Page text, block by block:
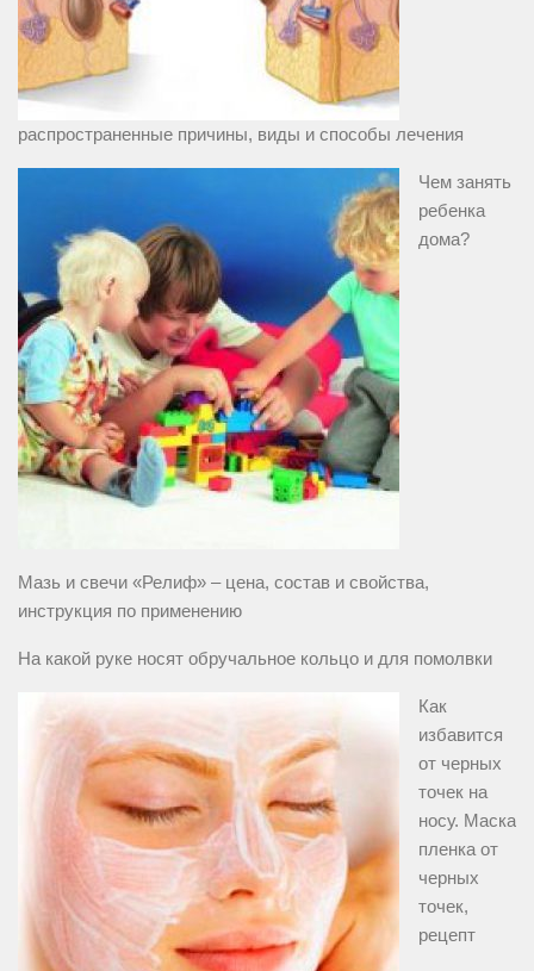
распространенные причины, виды и способы лечения
Чем занять
ребенка
дома?
Мазь и свечи «Релиф» – цена, состав и свойства,
инструкция по применению
На какой руке носят обручальное кольцо и для помолвки
Как
избавится
от черных
точек на
носу. Маска
пленка от
черных
точек,
рецепт